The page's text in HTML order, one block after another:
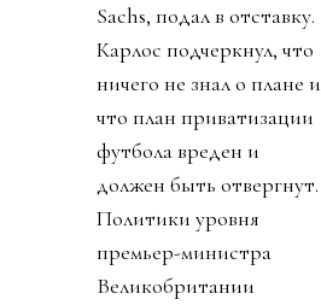
Sachs, подал в отставку.
Карлос подчеркнул, что
ничего не знал о плане и
что план приватизации
футбола вреден и
должен быть отвергнут.
Политики уровня
премьер-министра
Великобритании